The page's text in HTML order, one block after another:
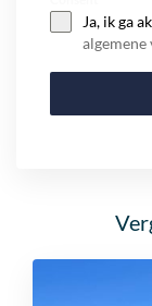
Ja, ik ga